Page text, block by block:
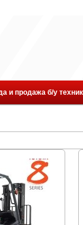
и продажа б/у